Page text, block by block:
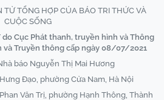
TỬ TỔNG HỢP CỦA BÁO TRI THỨC VÀ
CUỘC SỐNG
do Cục Phát thanh, truyền hình và Thông
và Truyền thông cấp ngày 08/07/2021
báo Nguyễn Thị Mai Hương
Đạo, phường Cửa Nam, Hà Nội
Văn Trị, phường Hạnh Thông, Thành